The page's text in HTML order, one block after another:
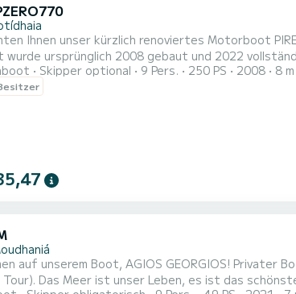
Ihnen unser kürzlich renoviertes Motorboot
wurde ursprünglich 2008 gebaut und 2022
einen unvergesslichen Tag auf dem
für eine komfortable und sichere Kreuzfahrt
Skipper optional 9 Pers. 250 PS 2008 8 m
auf unserem Boot, AGIOS GEORGIOS!
Tour). Das Meer ist unser Leben, es ist das